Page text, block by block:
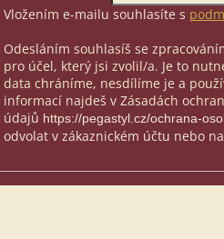
Vložením e-mailu souhlasíte s
Odesláním souhlasíš se
pro účel, který jsi zvolil/a. Je to
data chráníme, nesdílíme je a
informací najdeš v Zásadách
údajů https://pegastyl.cz/ochrana-
odvolat v zákaznickém účtu nebo